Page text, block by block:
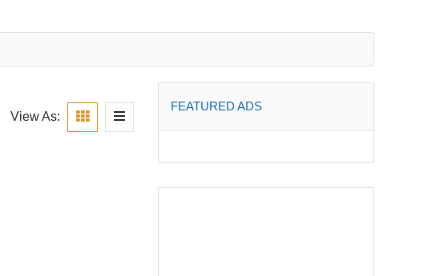
View As:
FEATURED ADS